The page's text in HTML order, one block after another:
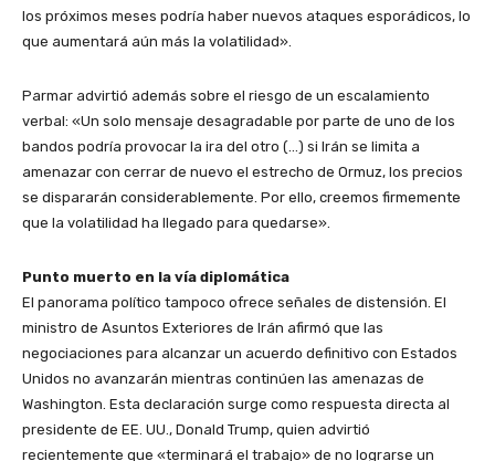
los próximos meses podría haber nuevos ataques esporádicos, lo
que aumentará aún más la volatilidad».
​Parmar advirtió además sobre el riesgo de un escalamiento
verbal: «Un solo mensaje desagradable por parte de uno de los
bandos podría provocar la ira del otro (…) si Irán se limita a
amenazar con cerrar de nuevo el estrecho de Ormuz, los precios
se dispararán considerablemente. Por ello, creemos firmemente
que la volatilidad ha llegado para quedarse».
​Punto muerto en la vía diplomática
​El panorama político tampoco ofrece señales de distensión. El
ministro de Asuntos Exteriores de Irán afirmó que las
negociaciones para alcanzar un acuerdo definitivo con Estados
Unidos no avanzarán mientras continúen las amenazas de
Washington. Esta declaración surge como respuesta directa al
presidente de EE. UU., Donald Trump, quien advirtió
recientemente que «terminará el trabajo» de no lograrse un